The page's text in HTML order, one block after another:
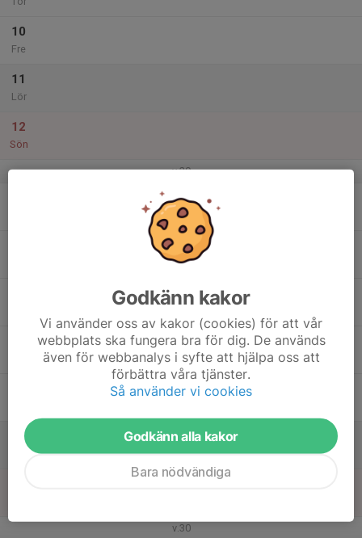
10
Fre
11
Lör
12
Sön
v.29
18
v.30
Godkänn kakor
Vi använder oss av kakor (cookies) för att vår
webbplats ska fungera bra för dig. De används
även för webbanalys i syfte att hjälpa oss att
förbättra våra tjänster.
Så använder vi cookies
Godkänn alla kakor
Bara nödvändiga